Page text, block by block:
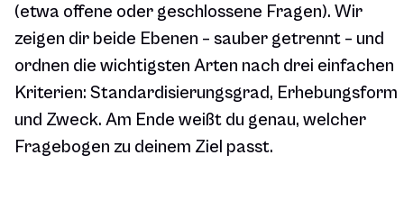
(etwa offene oder geschlossene Fragen). Wir
zeigen dir beide Ebenen – sauber getrennt – und
ordnen die wichtigsten Arten nach drei einfachen
Kriterien: Standardisierungsgrad, Erhebungsform
und Zweck. Am Ende weißt du genau, welcher
Fragebogen zu deinem Ziel passt.